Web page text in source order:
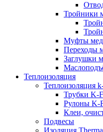
Тройники
Муфты
Переходы
Заглушки
Теплоизоляция
Теплоизоляция
Трубки K-
Рулоны K-
Клеи,
Подвесы
Изоляция